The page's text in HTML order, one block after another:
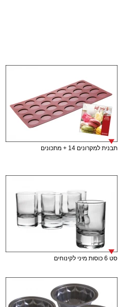
תבנית למקרונים 14 + מתכונים
סט 6 כוסות מיני לקינוחים